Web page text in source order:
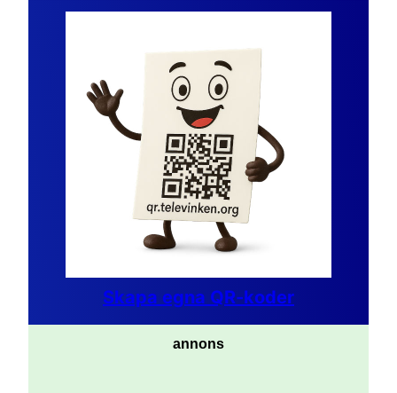
Skapa egna QR-koder
annons